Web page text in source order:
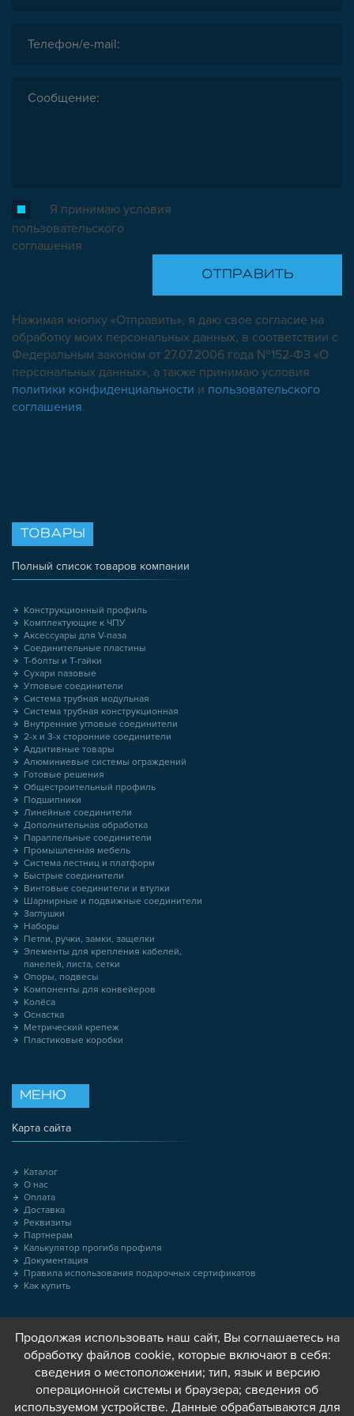
Я принимаю условия
пользовательского
соглашения
Нажимая кнопку «Отправить», я даю свое согласие на
обработку моих персональных данных, в соответствии с
Федеральным законом от 27.07.2006 года №152-ФЗ «О
персональных данных», а также принимаю условия
политики конфиденциальности и пользовательского
соглашения.
ТОВАРЫ
Полный список товаров компании
Конструкционный профиль
Комплектующие к ЧПУ
Аксессуары для V-паза
Соединительные пластины
Т-болты и Т-гайки
Сухари пазовые
Угловые соединители
Система трубная модульная
Система трубная конструкционная
Внутренние угловые соединители
2-х и 3-х сторонние соединители
Аддитивные товары
Алюминиевые системы ограждений
Готовые решения
Общестроительный профиль
Подшипники
Линейные соединители
Дополнительная обработка
Параллельные соединители
Промышленная мебель
Система лестниц и платформ
Быстрые соединители
Винтовые соединители и втулки
Шарнирные и подвижные соединители
Заглушки
Наборы
Петли, ручки, замки, защелки
Элементы для крепления кабелей,
панелей, листа, сетки
Опоры, подвесы
Компоненты для конвейеров
Колёса
Оснастка
Метрический крепеж
Пластиковые коробки
МЕНЮ
Карта сайта
Каталог
О нас
Оплата
Доставка
Реквизиты
Партнерам
Калькулятор прогиба профиля
Документация
Правила использования подарочных сертификатов
Как купить
Продолжая использовать наш сайт, Вы соглашаетесь на
обработку файлов cookie, которые включают в себя:
сведения о местоположении; тип, язык и версию
операционной системы и браузера; сведения об
используемом устройстве. Данные обрабатываются для